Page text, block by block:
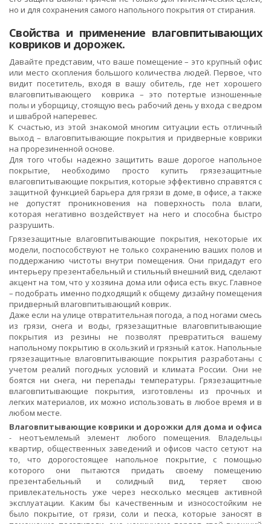
но и для сохранения самого напольного покрытия от стирания.
Свойства и применение влаговпитывающих
ковриков и дорожек.
Давайте представим, что ваше помещение – это крупный офис
или место скопления большого количества людей. Первое, что
видит посетитель, входя в вашу обитель, где нет хорошего
влаговпитывающего коврика – это потертые изношенные
полы и уборщицу, стоящую весь рабочий день у входа с ведром
и шваброй наперевес.
К счастью, из этой знакомой многим ситуации есть отличный
выход – влаговпитывающие покрытия и придверные коврики
на прорезиненной основе.
Для того чтобы надежно защитить ваше дорогое напольное
покрытие, необходимо просто купить грязезащитные
влаговпитывающие покрытия, которые эффективно справятся с
защитной функцией барьера для грязи в доме, в офисе, а также
не допустят проникновения на поверхность пола влаги,
которая негативно воздействует на него и способна быстро
разрушить.
Грязезащитные влаговпитывающие покрытия, некоторые их
модели, поспособствуют не только сохранению ваших полов и
поддержанию чистоты внутри помещения. Они придадут его
интерьеру презентабельный и стильный внешний вид, сделают
акцент на том, что у хозяина дома или офиса есть вкус. Главное
– подобрать именно подходящий к общему дизайну помещения
придверный влаговпитывающий коврик.
Даже если на улице отвратительная погода, а под ногами смесь
из грязи, снега и воды, грязезащитные влаговпитывающие
покрытия из резины не позволят превратиться вашему
напольному покрытию в скользкий и грязный каток. Напольные
грязезащитные влаговпитывающие покрытия разработаны с
учетом реалий погодных условий и климата России. Они не
боятся ни снега, ни перепады температуры. Грязезащитные
влаговпитывающие покрытия, изготовлены из прочных и
легких материалов, их можно использовать в любое время и в
любом месте.
Влаговпитывающие коврики и дорожки для дома и офиса
- неотъемлемый элемент любого помещения. Владельцы
квартир, общественных заведений и офисов часто сетуют на
то, что дорогостоящее напольное покрытие, с помощью
которого они пытаются придать своему помещению
презентабельный и солидный вид, теряет свою
привлекательность уже через несколько месяцев активной
эксплуатации. Каким бы качественным и износостойким не
было покрытие, от грязи, соли и песка, которые заносят в